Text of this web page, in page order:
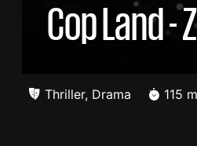
Cop Land -
Thriller, Drama 115